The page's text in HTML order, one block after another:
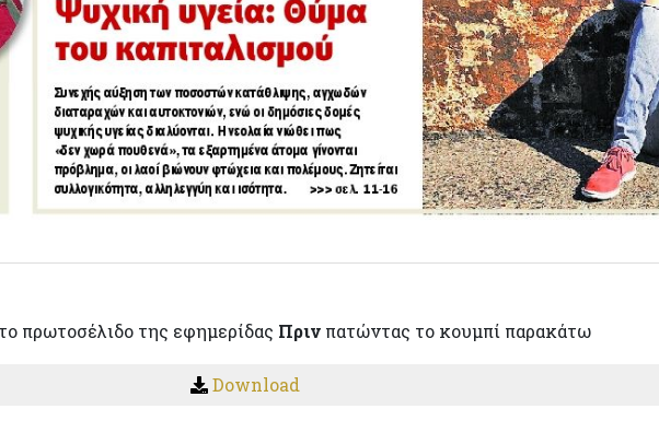
πρωτοσέλιδο της εφημερίδας Πριν πατώντας το κουμπί παρακάτω
Download